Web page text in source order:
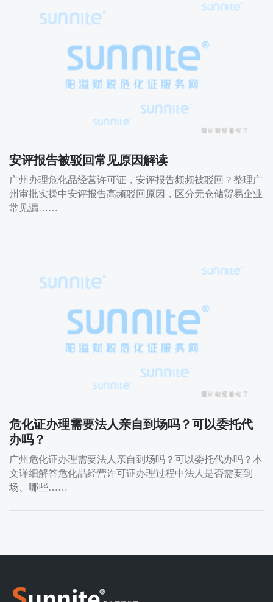
安评报告被驳回常见原因解读
广州办理危化品经营许可证，安评报告频频被驳回？整理广
州审批实操中安评报告高频驳回原因，区分无仓储贸易企业
常见漏……
危化证办理需要法人亲自到场吗？可以委托代
办吗？
广州危化证办理需要法人亲自到场吗？可以委托代办吗？本
文详细解答危化品经营许可证办理过程中法人是否需要到
场、哪些……